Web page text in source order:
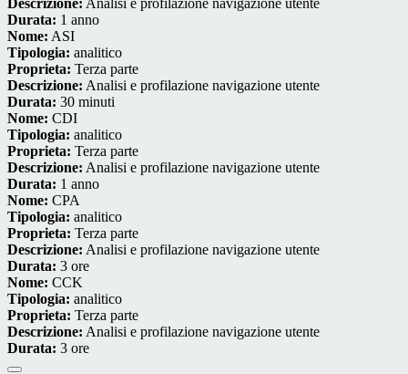
Descrizione: Analisi e profilazione navigazione utente
Durata: 1 anno
Nome: ASI
Tipologia: analitico
Proprieta: Terza parte
Descrizione: Analisi e profilazione navigazione utente
Durata: 30 minuti
Nome: CDI
Tipologia: analitico
Proprieta: Terza parte
Descrizione: Analisi e profilazione navigazione utente
Durata: 1 anno
Nome: CPA
Tipologia: analitico
Proprieta: Terza parte
Descrizione: Analisi e profilazione navigazione utente
Durata: 3 ore
Nome: CCK
Tipologia: analitico
Proprieta: Terza parte
Descrizione: Analisi e profilazione navigazione utente
Durata: 3 ore